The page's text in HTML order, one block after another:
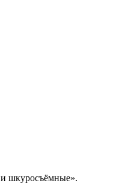
шкуросъёмные».